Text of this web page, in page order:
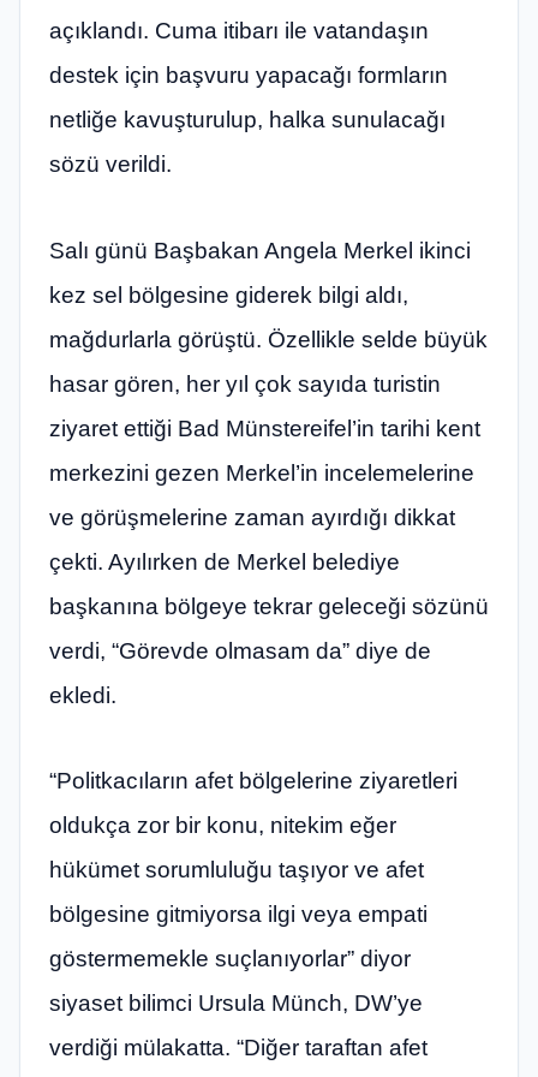
açıklandı. Cuma itibarı ile vatandaşın
destek için başvuru yapacağı formların
netliğe kavuşturulup, halka sunulacağı
sözü verildi.
Salı günü Başbakan Angela Merkel ikinci
kez sel bölgesine giderek bilgi aldı,
mağdurlarla görüştü. Özellikle selde büyük
hasar gören, her yıl çok sayıda turistin
ziyaret ettiği Bad Münstereifel’in tarihi kent
merkezini gezen Merkel’in incelemelerine
ve görüşmelerine zaman ayırdığı dikkat
çekti. Ayılırken de Merkel belediye
başkanına bölgeye tekrar geleceği sözünü
verdi, “Görevde olmasam da” diye de
ekledi.
“Politkacıların afet bölgelerine ziyaretleri
oldukça zor bir konu, nitekim eğer
hükümet sorumluluğu taşıyor ve afet
bölgesine gitmiyorsa ilgi veya empati
göstermemekle suçlanıyorlar” diyor
siyaset bilimci Ursula Münch, DW’ye
verdiği mülakatta. “Diğer taraftan afet